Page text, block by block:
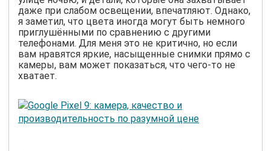
даже при слабом освещении, впечатляют. Однако,
я заметил, что цвета иногда могут быть немного
приглушёнными по сравнению с другими
телефонами. Для меня это не критично, но если
вам нравятся яркие, насыщенные снимки прямо с
камеры, вам может показаться, что чего-то не
хватает.